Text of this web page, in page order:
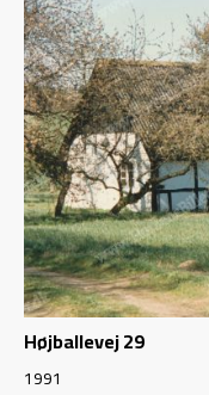
Højballevej 29
1991